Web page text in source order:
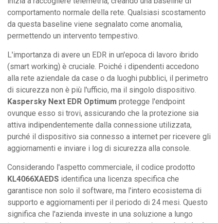
comportamento normale della rete. Qualsiasi scostamento
da questa baseline viene segnalato come anomalia,
permettendo un intervento tempestivo.
L'importanza di avere un EDR in un'epoca di lavoro ibrido
(smart working) è cruciale. Poiché i dipendenti accedono
alla rete aziendale da case o da luoghi pubblici, il perimetro
di sicurezza non è più l'ufficio, ma il singolo dispositivo.
Kaspersky Next EDR Optimum protegge l'endpoint
ovunque esso si trovi, assicurando che la protezione sia
attiva indipendentemente dalla connessione utilizzata,
purché il dispositivo sia connesso a internet per ricevere gli
aggiornamenti e inviare i log di sicurezza alla console.
Considerando l'aspetto commerciale, il codice prodotto
KL4066XAEDS identifica una licenza specifica che
garantisce non solo il software, ma l'intero ecosistema di
supporto e aggiornamenti per il periodo di 24 mesi. Questo
significa che l'azienda investe in una soluzione a lungo